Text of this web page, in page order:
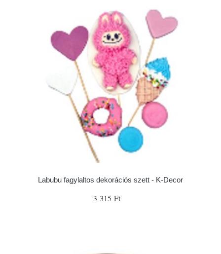
Labubu fagylaltos dekorációs szett - K-Decor
3 315 Ft